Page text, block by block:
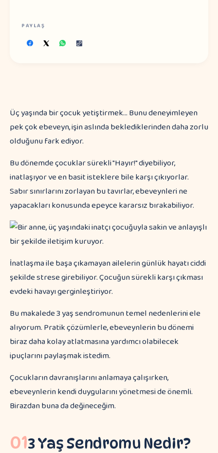
PAYLAŞ
Üç yaşında bir çocuk yetiştirmek... Bunu deneyimleyen
pek çok ebeveyn, işin aslında beklediklerinden daha zorlu
olduğunu fark ediyor.
Bu dönemde çocuklar sürekli "Hayır!" diyebiliyor,
inatlaşıyor ve en basit isteklere bile karşı çıkıyorlar.
Sabır sınırlarını zorlayan bu tavırlar, ebeveynleri ne
yapacakları konusunda epeyce kararsız bırakabiliyor.
İnatlaşma ile başa çıkamayan ailelerin günlük hayatı ciddi
şekilde strese girebiliyor. Çocuğun sürekli karşı çıkması
evdeki havayı gerginleştiriyor.
Bu makalede 3 yaş sendromunun temel nedenlerini ele
alıyorum. Pratik çözümlerle, ebeveynlerin bu dönemi
biraz daha kolay atlatmasına yardımcı olabilecek
ipuçlarını paylaşmak istedim.
Çocukların davranışlarını anlamaya çalışırken,
ebeveynlerin kendi duygularını yönetmesi de önemli.
Birazdan buna da değineceğim.
013 Yaş Sendromu Nedir?